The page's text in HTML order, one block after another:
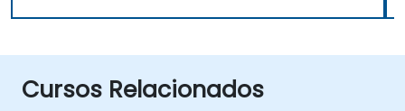
Cursos Relacionados